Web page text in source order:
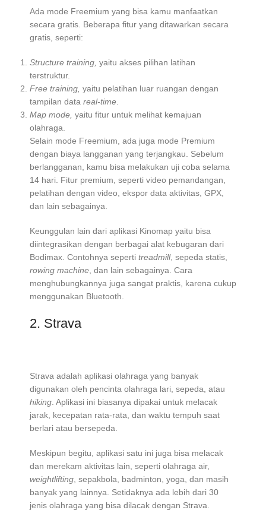
Ada mode Freemium yang bisa kamu manfaatkan
secara gratis. Beberapa fitur yang ditawarkan secara
gratis, seperti:
Structure training, yaitu akses pilihan latihan
terstruktur.
Free training, yaitu pelatihan luar ruangan dengan
tampilan data real-time
Map mode, yaitu fitur untuk melihat kemajuan
olahraga.
Selain mode Freemium, ada juga mode Premium
dengan biaya langganan yang terjangkau. Sebelum
berlangganan, kamu bisa melakukan uji coba selama
14 hari. Fitur premium, seperti video pemandangan,
pelatihan dengan video, ekspor data aktivitas, GPX,
dan lain sebagainya.
Keunggulan lain dari aplikasi Kinomap yaitu bisa
diintegrasikan dengan berbagai alat kebugaran dari
Bodimax. Contohnya seperti treadmill, sepeda statis,
rowing machine , dan lain sebagainya. Cara
menghubungkannya juga sangat praktis, karena cukup
menggunakan Bluetooth.
2. Strava
Strava adalah aplikasi olahraga yang banyak
digunakan oleh pencinta olahraga lari, sepeda, atau
hiking . Aplikasi ini biasanya dipakai untuk melacak
jarak, kecepatan rata-rata, dan waktu tempuh saat
berlari atau bersepeda.
Meskipun begitu, aplikasi satu ini juga bisa melacak
dan merekam aktivitas lain, seperti olahraga air,
weightlifting , sepakbola, badminton, yoga, dan masih
banyak yang lainnya. Setidaknya ada lebih dari 30
jenis olahraga yang bisa dilacak dengan Strava.